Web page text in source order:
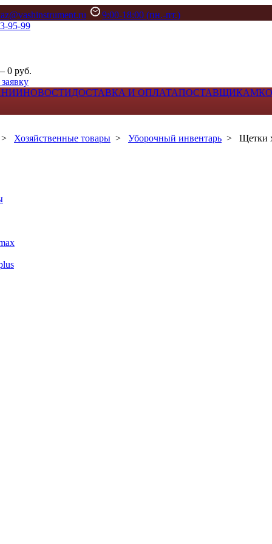
9:00-18:00 (пн.-пт.)
95-99
0 руб.
НОВОСТИДОСТАВКА И ОПЛАТАПОСТАВЩИКАМ
> Хозяйственные товары > Уборочный инвентарь > Щетки